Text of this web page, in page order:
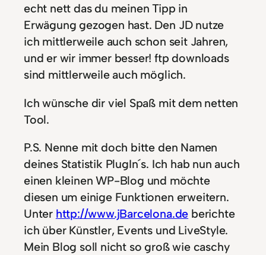
echt nett das du meinen Tipp in
Erwägung gezogen hast. Den JD nutze
ich mittlerweile auch schon seit Jahren,
und er wir immer besser! ftp downloads
sind mittlerweile auch möglich.
Ich wünsche dir viel Spaß mit dem netten
Tool.
P.S. Nenne mit doch bitte den Namen
deines Statistik PlugIn´s. Ich hab nun auch
einen kleinen WP-Blog und möchte
diesen um einige Funktionen erweitern.
Unter http://www.jBarcelona.de berichte
ich über Künstler, Events und LiveStyle.
Mein Blog soll nicht so groß wie caschy